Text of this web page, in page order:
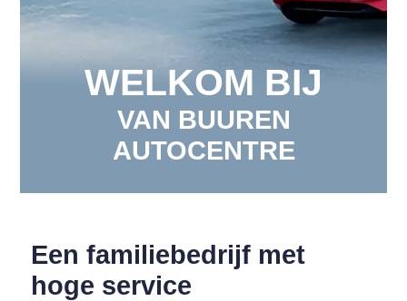
WELKOM BIJ
VAN BUUREN
AUTOCENTRE
Een familiebedrijf met
hoge service